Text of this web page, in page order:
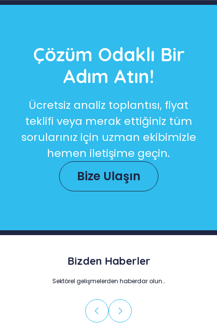
Çözüm Odaklı Bir
Adım Atın!
Ücretsiz analiz toplantısı, fiyat
teklifi veya merak ettiğiniz tüm
sorularınız için uzman ekibimizle
hemen iletişime geçin.
Bize Ulaşın
Bizden Haberler
Sektörel gelişmelerden haberdar olun…